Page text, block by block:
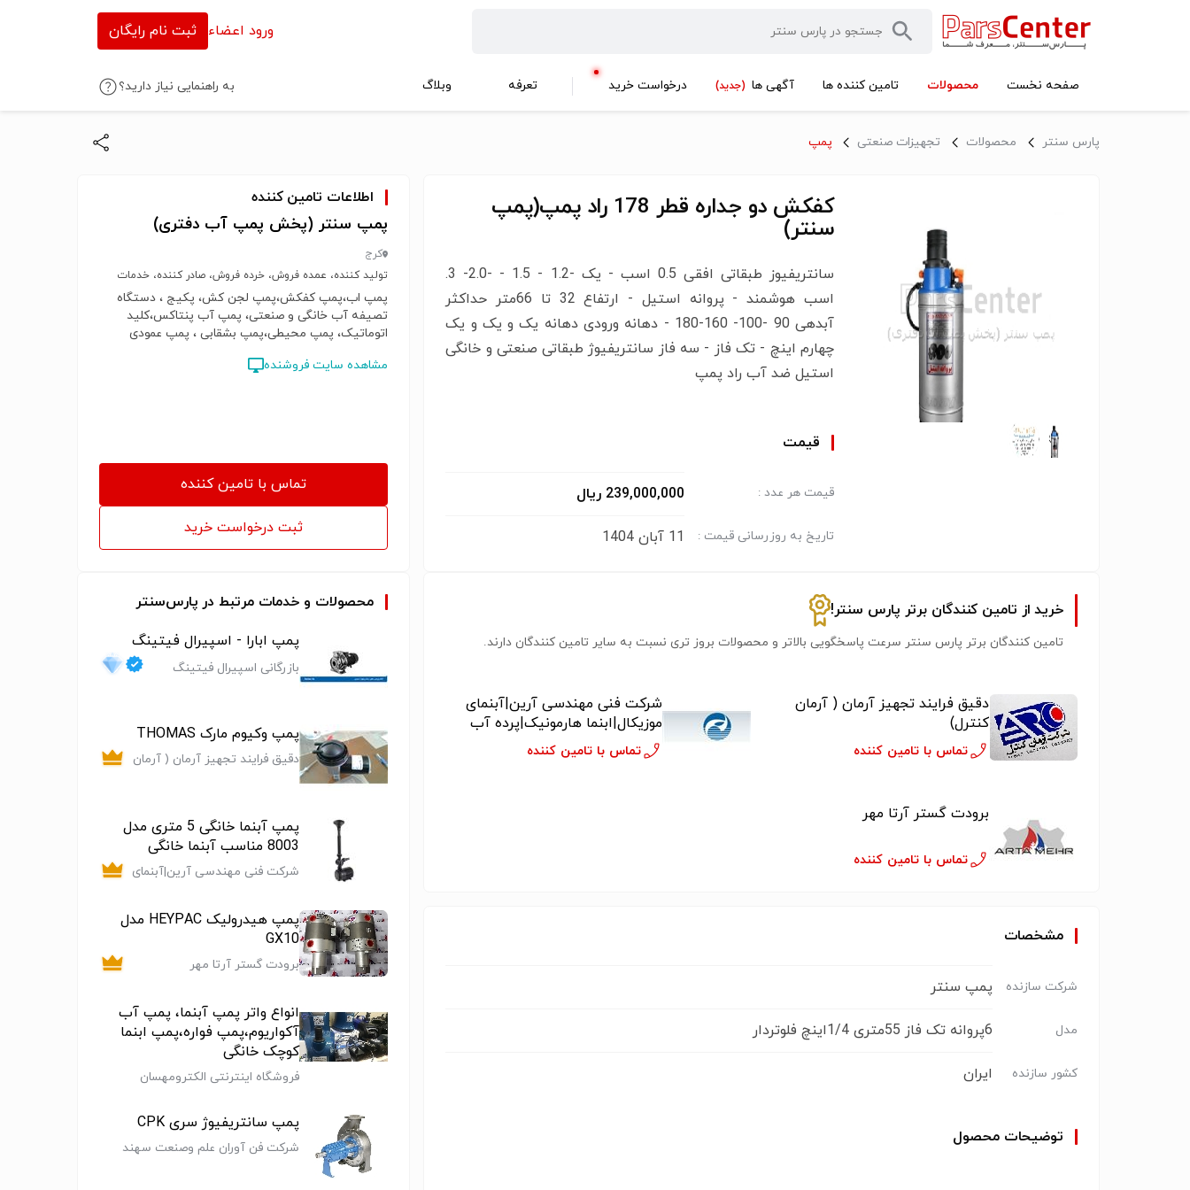
ورود اعضاء ثبت نام رایگان
صفحه نخست محصولات تامین کننده ها آگهی ها (جدید) درخواست خرید تعرفه وبلاگ به راهنمایی نیاز دارید؟
پارس سنتر محصولات تجهیزات صنعتی پمپ
کفکش دو جداره قطر 178 راد پمپ(پمپ
سنتر)
سانتریفیوز طبقاتی افقی 0.5 اسب - یک -1.2 - 1.5 - -2.0- 3.
اسب هوشمند - پروانه استیل - ارتفاع 32 تا 66متر حداکثر
آبدهی 90 -100- 160-180 - دهانه ورودی دهانه یک و یک و یک
چهارم اینچ - تک فاز - سه فاز سانتریفیوژ طبقاتی صنعتی و خانگی
استیل ضد آب راد پمپ
قیمت
قیمت هر عدد : 239,000,000 ریال
تاریخ به روزرسانی قیمت : 11 آبان 1404
اطلاعات تامین کننده
پمپ سنتر (پخش پمپ آب دفتری)
کرج
تولید کننده، عمده فروش، خرده فروش، صادر کننده، خدمات
پمپ اب،پمپ کفکش،پمپ لجن کش، پکیج ، دستگاه
تصیفه آب خانگی و صنعتی، پمپ آب پنتاکس،کلید
اتوماتیک، پمپ محیطی،پمپ بشقابی ، پمپ عمودی
اسپیلت،پکیج شوفاژ دیواری،رادیاتور پانلی، لوازم جانبی
مشاهده سایت فروشنده
تماس با تامین کننده
ثبت درخواست خرید
خرید از تامین کنندگان برتر پارس سنتر!
تامین کنندگان برتر پارس سنتر سرعت پاسخگویی بالاتر و محصولات بروز تری نسبت به سایر تامین کنندگان دارند.
دقیق فرایند تجهیز آرمان ( آرمان
کنترل)
تماس با تامین کننده
شرکت فنی مهندسی آرین|آبنمای
موزیکال|ابنما هارمونیک|پرده آب
نوشتاری|آبنمای دکوراتیو خانگی|نازل
آبنما
تماس با تامین کننده
برودت گستر آرتا مهر
تماس با تامین کننده
مشخصات
شرکت سازنده پمپ سنتر
مدل 6پروانه تک فاز 55متری 1/4اینچ فلوتردار
کشور سازنده ایران
توضیحات محصول
محصولات و خدمات مرتبط در پارس‌سنتر
پمپ ابارا - اسپیرال فیتینگ
بازرگانی اسپیرال فیتینگ
پمپ وکیوم مارک THOMAS
دقیق فرایند تجهیز آرمان ( آرمان
کنترل)
پمپ آبنما خانگی 5 متری مدل
8003 مناسب آبنما خانگی
شرکت فنی مهندسی آرین|آبنمای
نازل آبنما
پمپ هیدرولیک HEYPAC مدل
GX10
برودت گستر آرتا مهر
انواع واتر پمپ آبنما، پمپ آب
آکواریوم،پمپ فواره،پمپ ابنما
کوچک خانگی
فروشگاه اینترنتی الکترومهسان
پمپ سانتریفیوژ سری CPK
شرکت فن آوران علم وصنعت سهند